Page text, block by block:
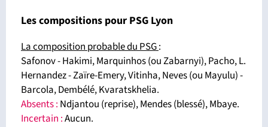
Les compositions pour PSG Lyon
La composition probable du PSG:
Safonov - Hakimi, Marquinhos (ou Zabarnyi), Pacho, L.
Hernandez - Zaïre-Emery, Vitinha, Neves (ou Mayulu) -
Barcola, Dembélé, Kvaratskhelia.
Absents: Ndjantou (reprise), Mendes (blessé), Mbaye.
Incertain :Aucun.